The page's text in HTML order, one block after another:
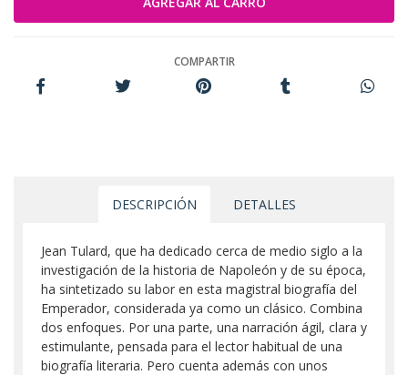
COMPARTIR
DESCRIPCIÓN DETALLES
Jean Tulard, que ha dedicado cerca de medio siglo a la
investigación de la historia de Napoleón y de su época,
ha sintetizado su labor en esta magistral biografía del
Emperador, considerada ya como un clásico. Combina
dos enfoques. Por una parte, una narración ágil, clara y
estimulante, pensada para el lector habitual de una
biografía literaria. Pero cuenta además con unos